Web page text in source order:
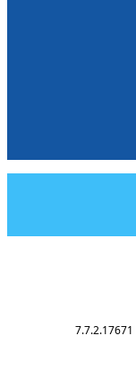
7.7.2.17671